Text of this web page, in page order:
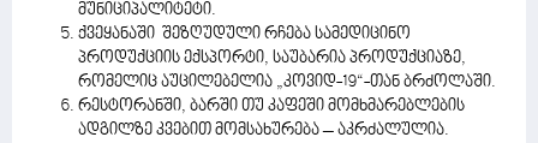
მუნიციპალიტეტი.
ქვეყანაში შეზღუდული რჩება სამედიცინო
პროდუქციის ექსპორტი, საუბარია პროდუქციაზე,
რომელიც აუცილებელია „კოვიდ-19“-თან ბრძოლაში.
რესტორანში, ბარში თუ კაფეში მომხმარებლების
ადგილზე კვებით მომსახურება – აკრძალულია.